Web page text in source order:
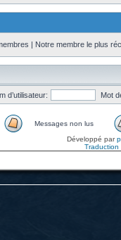
| Notre membre le plus
d’utilisateur: Mot
Messages non lus
Développé par
Traduction